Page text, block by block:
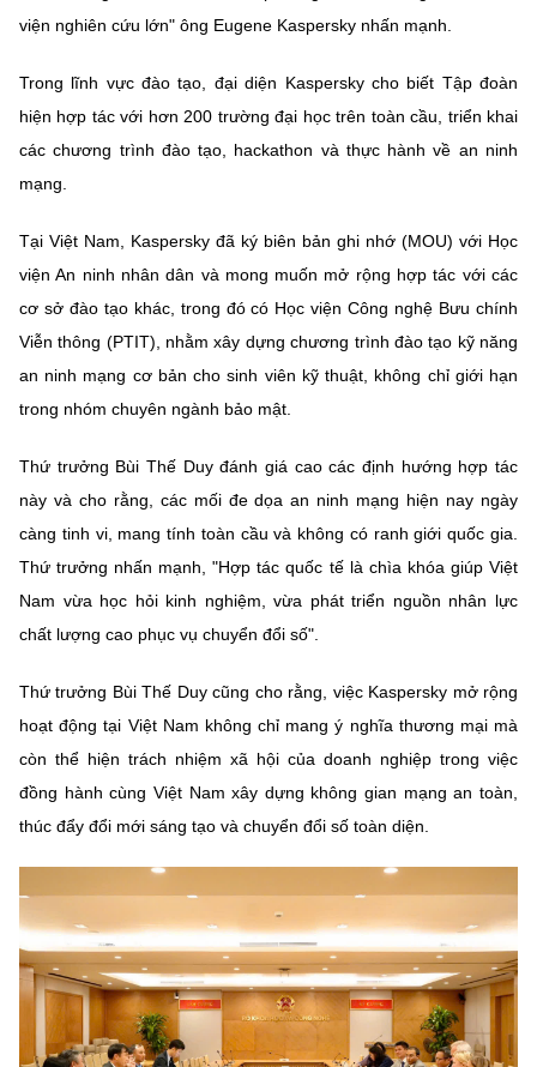
viện nghiên cứu lớn" ông Eugene Kaspersky nhấn mạnh.
Trong lĩnh vực đào tạo, đại diện Kaspersky cho biết Tập đoàn
hiện hợp tác với hơn 200 trường đại học trên toàn cầu, triển khai
các chương trình đào tạo, hackathon và thực hành về an ninh
mạng.
Tại Việt Nam, Kaspersky đã ký biên bản ghi nhớ (MOU) với Học
viện An ninh nhân dân và mong muốn mở rộng hợp tác với các
cơ sở đào tạo khác, trong đó có Học viện Công nghệ Bưu chính
Viễn thông (PTIT), nhằm xây dựng chương trình đào tạo kỹ năng
an ninh mạng cơ bản cho sinh viên kỹ thuật, không chỉ giới hạn
trong nhóm chuyên ngành bảo mật.
Thứ trưởng Bùi Thế Duy đánh giá cao các định hướng hợp tác
này và cho rằng, các mối đe dọa an ninh mạng hiện nay ngày
càng tinh vi, mang tính toàn cầu và không có ranh giới quốc gia.
Thứ trưởng nhấn mạnh, "Hợp tác quốc tế là chìa khóa giúp Việt
Nam vừa học hỏi kinh nghiệm, vừa phát triển nguồn nhân lực
chất lượng cao phục vụ chuyển đổi số".
Thứ trưởng Bùi Thế Duy cũng cho rằng, việc Kaspersky mở rộng
hoạt động tại Việt Nam không chỉ mang ý nghĩa thương mại mà
còn thể hiện trách nhiệm xã hội của doanh nghiệp trong việc
đồng hành cùng Việt Nam xây dựng không gian mạng an toàn,
thúc đẩy đổi mới sáng tạo và chuyển đổi số toàn diện.